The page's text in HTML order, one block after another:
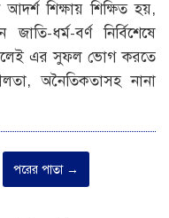
আদর্শ শিক্ষায় শিক্ষিত হয়,
জাতি-ধর্ম-বর্ণ নির্বিশেষে
এর সুফল ভোগ করতে
অনৈতিকতাসহ নানা
পরের পাতা →